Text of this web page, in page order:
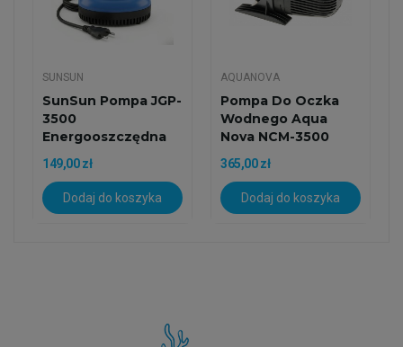
SUNSUN
SunSun Pompa JGP-
3500
Energooszczędna
Pompa Obiegowa
Do...
149,00 zł
Dodaj do koszyka
AQUANOVA
Pompa Do Oczka
Wodnego Aqua
Nova NCM-3500
ECO Z...
365,00 zł
Dodaj do koszyka